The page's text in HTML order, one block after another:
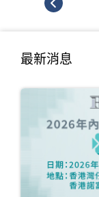
最新消息